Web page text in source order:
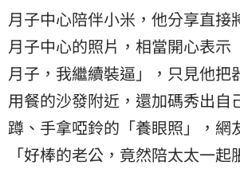
月子中心陪伴小米，他分享直接
月子中心的照片，相當開心表示
月子，我繼續裝逼」，只見他把
用餐的沙發附近，還加碼秀出自
蹲、手拿啞鈴的「養眼照」，網
「好棒的老公，竟然陪太太一